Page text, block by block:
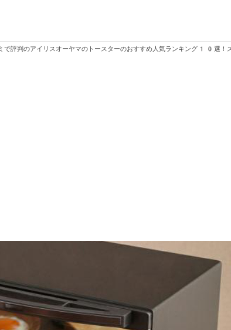
で評判のアイリスオーヤマのトースターのおすすめ人気ランキング10選！